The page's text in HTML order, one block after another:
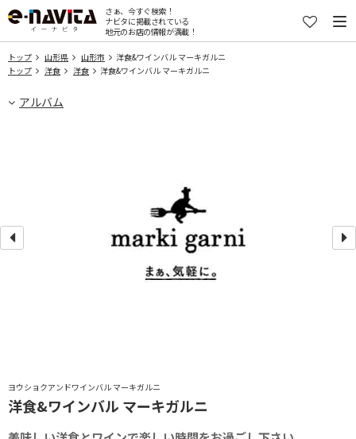
さぁ、今すぐ検索！
ナビタに掲載されている
地元のお店の情報が満載！
トップ 山形県 山形市
洋食&ワインバル マーキガルニ
トップ
洋食 洋食 洋食&ワインバル マーキガルニ
アルバム
ヨウショクアンドワインバル マーキガルニ
洋食&ワインバル マーキガルニ